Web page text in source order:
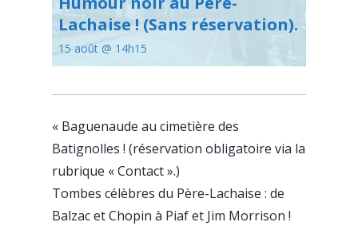
Lachaise ! (Sans réservation).
15 août @ 14h15
« Baguenaude au cimetière des
Batignolles ! (réservation obligatoire via la
rubrique « Contact ».)
Tombes célèbres du Père-Lachaise : de
Balzac et Chopin à Piaf et Jim Morrison !